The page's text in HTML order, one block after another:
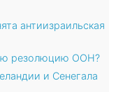
антиизраильская
резолюцию ООН?
и Сенегала